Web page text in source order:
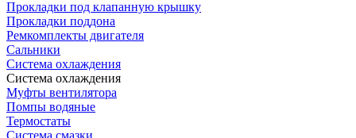
Прокладки под клапанную крышку
Прокладки поддона
Ремкомплекты двигателя
Сальники
Система охлаждения
Система охлаждения
Муфты вентилятора
Помпы водяные
Термостаты
Система смазки